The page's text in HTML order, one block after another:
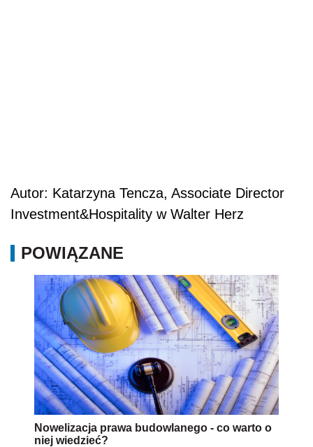
Autor: Katarzyna Tencza, Associate Director
Investment&Hospitality w Walter Herz
POWIĄZANE
Nowelizacja prawa budowlanego - co warto o
niej wiedzieć?